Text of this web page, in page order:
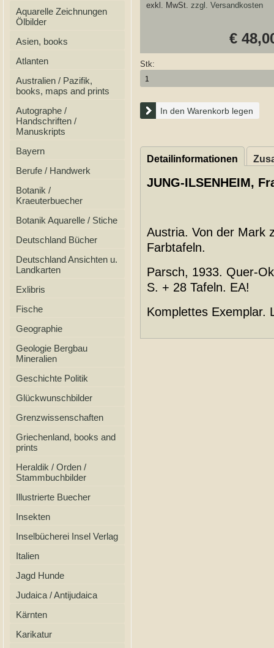
Aquarelle Zeichnungen
Ölbilder
Asien, books
Atlanten
Australien / Pazifik,
books, maps and prints
Autographe /
Handschriften /
Manuskripts
Bayern
Berufe / Handwerk
Botanik /
Kraeuterbuecher
Botanik Aquarelle / Stiche
Deutschland Bücher
Deutschland Ansichten u.
Landkarten
Exlibris
Fische
Geographie
Geologie Bergbau
Mineralien
Geschichte Politik
Glückwunschbilder
Grenzwissenschaften
Griechenland, books and
prints
Heraldik / Orden /
Stammbuchbilder
Illustrierte Buecher
Insekten
Inselbücherei Insel Verlag
Italien
Jagd Hunde
Judaica / Antijudaica
Kärnten
Karikatur
exkl. MwSt. zzgl. Versandkosten
€
Stk:
In den Warenkorb legen
Detailinformationen
JUNG-ILSENHEIM,
Austria. Von der Mark
Farbtafeln.
Parsch, 1933. Quer-
S. + 28 Tafeln. EA!
Komplettes Exemplar.